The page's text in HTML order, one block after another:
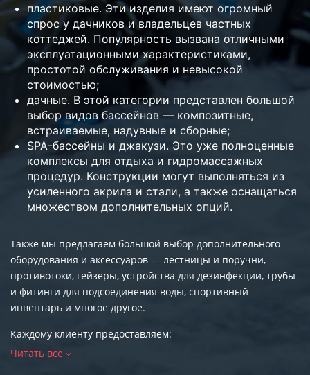
пластиковые. Эти изделия имеют огромный
спрос у дачников и владельцев частных
коттеджей. Популярность вызвана отличными
эксплуатационными характеристиками,
простотой обслуживания и невысокой
стоимостью;
дачные. В этой категории представлен большой
выбор видов бассейнов — композитные,
встраиваемые, надувные и сборные;
SPA-бассейны и джакузи. Это уже полноценные
комплексы для отдыха и гидромассажных
процедур. Конструкции могут выполняться из
усиленного акрила и стали, а также оснащаться
множеством дополнительных опций.
Также мы предлагаем большой выбор дополнительного
оборудования и аксессуаров — лестницы и поручни,
противотоки, гейзеры, устройства для дезинфекции, трубы
и фитинги для подсоединения воды, спортивный
инвентарь и многое другое.
Каждому клиенту предоставляем:
Читать все